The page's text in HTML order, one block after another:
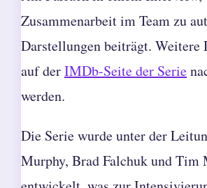
Zusammenarbeit im Team zu
Darstellungen beiträgt. Weitere
auf derIMDb-Seite der Serie
werden.
Die Serie wurde unter der
Murphy, Brad Falchuk und Tim